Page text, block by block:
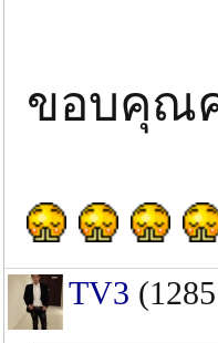
ขอบคุณ
TV3 (1285